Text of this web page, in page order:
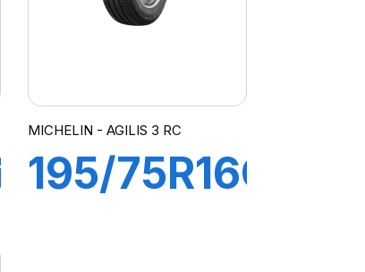
MICHELIN - AGILIS 3 RC
195/75R16C